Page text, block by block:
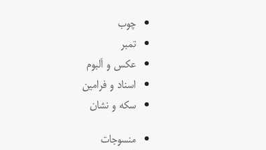
چوب
تمبر
عکس و آلبوم
اسناد و فرامین
سکه و نشان
منسوجات